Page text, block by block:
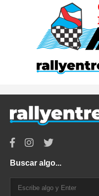
Buscar algo...